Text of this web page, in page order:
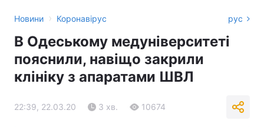
Новини › Коронавірус рус
В Одеському медуніверситеті
пояснили, навіщо закрили
клініку з апаратами ШВЛ
22:39, 22.03.20 3 хв. 10674